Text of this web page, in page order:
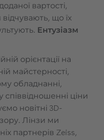
вартості,
що їх
Ентузіазм
орієнтації на
майстерності,
обладнанні,
співвідношенні ціни
новітні 3D-
Лінзи ми
партнерів Zeiss,